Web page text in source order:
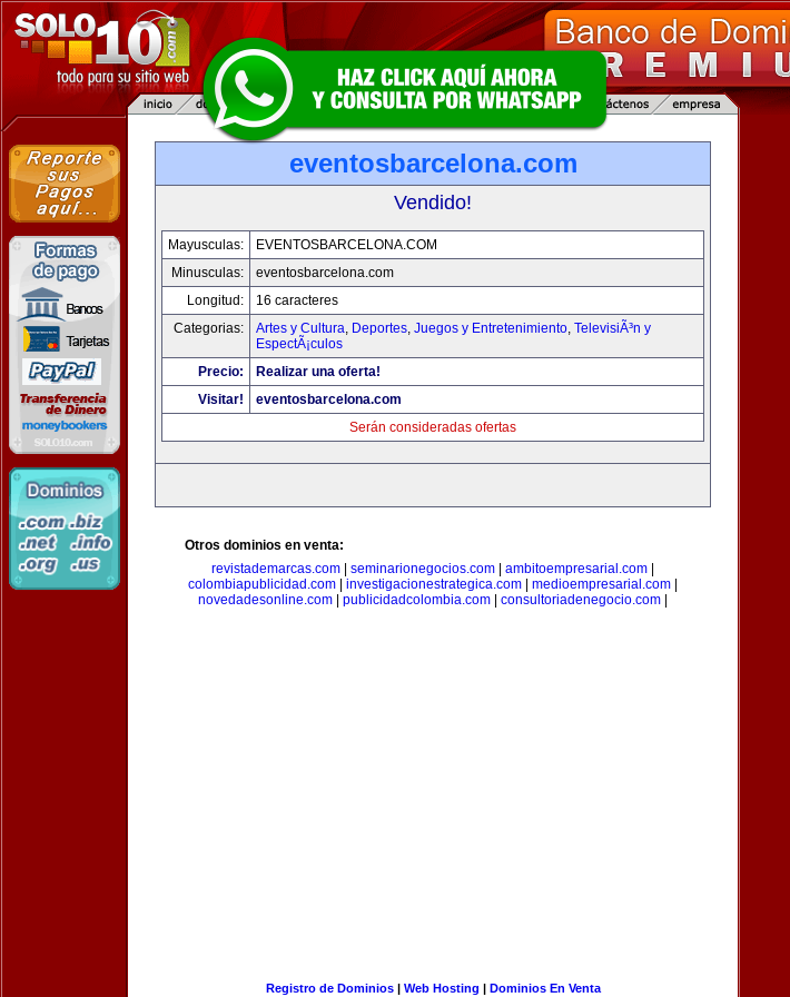
eventosbarcelona.com
Vendido!
Mayusculas:
EVENTOSBARCELONA.COM
Minusculas:
eventosbarcelona.com
Longitud:
16 caracteres
Categorias:
Artes y Cultura, Deportes, Juegos y Entretenimiento, TelevisiÃ³n y
EspectÃ¡culos
Precio:
Realizar una oferta!
Visitar!
eventosbarcelona.com
Serán consideradas ofertas
Otros dominios en venta:
revistademarcas.com
seminarionegocios.com ambitoempresarial.com
colombiapublicidad.com
investigacionestrategica.com medioempresarial.com
novedadesonline.com
publicidadcolombia.com consultoriadenegocio.com
Registro de Dominios| Web Hosting | Dominios En Venta